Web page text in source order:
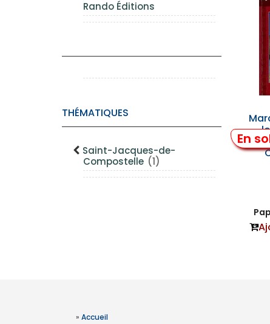
Rando Éditions
THÉMATIQUES
Saint-Jacques-de-
Compostelle (1)
En
» Accueil